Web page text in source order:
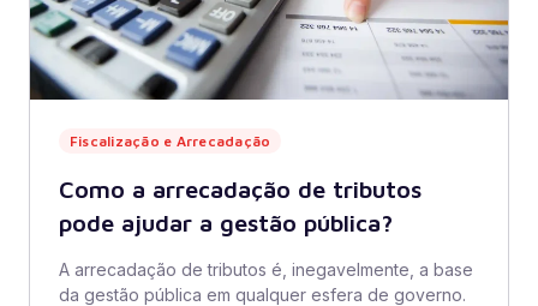
Fiscalização e Arrecadação
Como a arrecadação de tributos
pode ajudar a gestão pública?
A arrecadação de tributos é, inegavelmente, a base
da gestão pública em qualquer esfera de governo.